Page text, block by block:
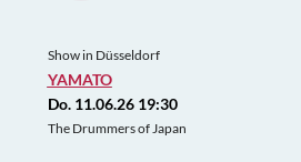
Show in Düsseldorf
YAMATO
Do. 11.06.26 19:30
The Drummers of Japan